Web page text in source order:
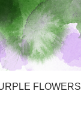
FLOWERS